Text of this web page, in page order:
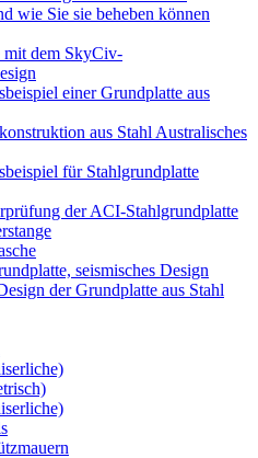
wie Sie sie beheben können
mit dem SkyCiv-
einer Grundplatte aus
aus Stahl Australisches
für Stahlgrundplatte
der ACI-Stahlgrundplatte
seismisches Design
der Grundplatte aus Stahl